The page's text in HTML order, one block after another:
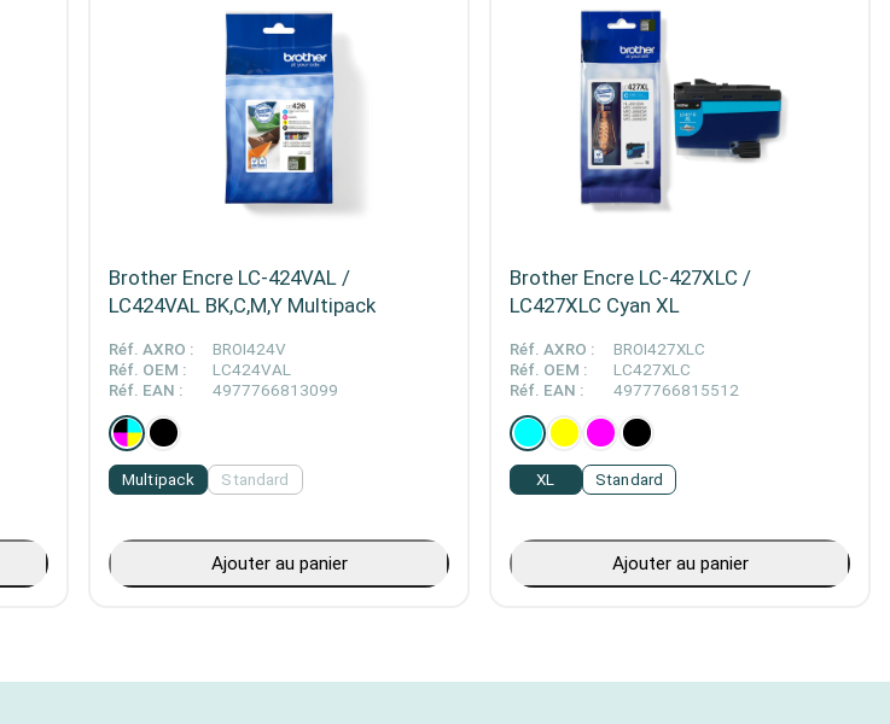
Brother Encre LC-424VAL /
LC424VAL BK,C,M,Y Multipack
Réf. AXRO :
BROI424V
Réf. OEM :
LC424VAL
Réf. EAN :
4977766813099
Multipack Standard
Ajouter au panier
Brother Encre LC-427XLC /
LC427XLC Cyan XL
Réf. AXRO :
BROI427XLC
Réf. OEM :
LC427XLC
Réf. EAN :
4977766815512
XL Standard
Ajouter au panier